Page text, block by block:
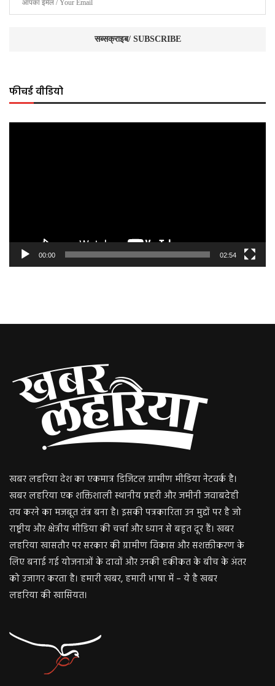
फीचर्ड वीडियो
00:00 02:54
खबर लहरिया देश का एकमात्र डिजिटल ग्रामीण मीडिया नेटवर्क है।
खबर लहरिया एक शक्तिशाली स्थानीय प्रहरी और जमीनी जवाबदेही
तय करने का मजबूत तंत्र बना है। इसकी पत्रकारिता उन मुद्दों पर है जो
राष्ट्रीय और क्षेत्रीय मीडिया की चर्चा और ध्यान से बहुत दूर हैं। खबर
लहरिया खासतौर पर सरकार की ग्रामीण विकास और सशक्तीकरण के
लिए बनाई गई योजनाओं के दावों और उनकी हकीकत के बीच के अंतर
को उजागर करता है। हमारी खबर, हमारी भाषा में – ये है खबर
लहरिया की खासियत।